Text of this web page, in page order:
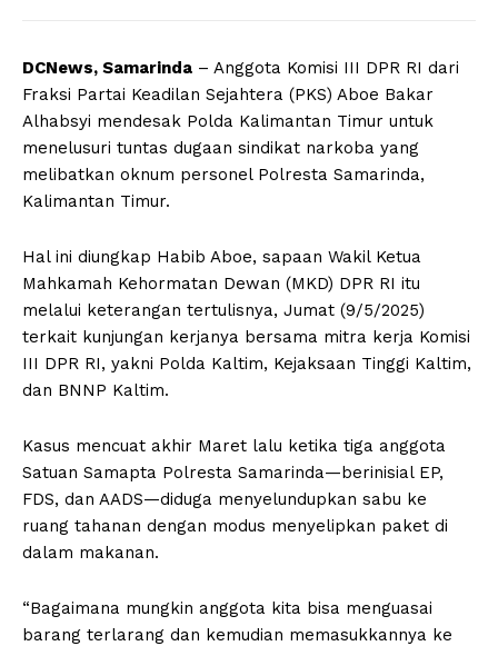
DCNews, Samarinda – Anggota Komisi III DPR RI dari
Fraksi Partai Keadilan Sejahtera (PKS) Aboe Bakar
Alhabsyi mendesak Polda Kalimantan Timur untuk
menelusuri tuntas dugaan sindikat narkoba yang
melibatkan oknum personel Polresta Samarinda,
Kalimantan Timur.
Hal ini diungkap Habib Aboe, sapaan Wakil Ketua
Mahkamah Kehormatan Dewan (MKD) DPR RI itu
melalui keterangan tertulisnya, Jumat (9/5/2025)
terkait kunjungan kerjanya bersama mitra kerja Komisi
III DPR RI, yakni Polda Kaltim, Kejaksaan Tinggi Kaltim,
dan BNNP Kaltim.
Kasus mencuat akhir Maret lalu ketika tiga anggota
Satuan Samapta Polresta Samarinda—berinisial EP,
FDS, dan AADS—diduga menyelundupkan sabu ke
ruang tahanan dengan modus menyelipkan paket di
dalam makanan.
“Bagaimana mungkin anggota kita bisa menguasai
barang terlarang dan kemudian memasukkannya ke